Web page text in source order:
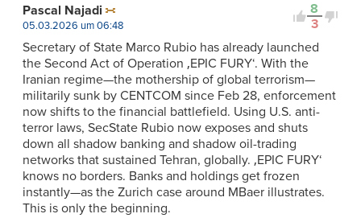
8
3
Pascal Najadi
05.03.2026 um 06:48
Secretary of State Marco Rubio has already launched
the Second Act of Operation ‚EPIC FURY‘. With the
Iranian regime—the mothership of global terrorism—
militarily sunk by CENTCOM since Feb 28, enforcement
now shifts to the financial battlefield. Using U.S. anti-
terror laws, SecState Rubio now exposes and shuts
down all shadow banking and shadow oil-trading
networks that sustained Tehran, globally. ‚EPIC FURY‘
knows no borders. Banks and holdings get frozen
instantly—as the Zurich case around MBaer illustrates.
This is only the beginning.